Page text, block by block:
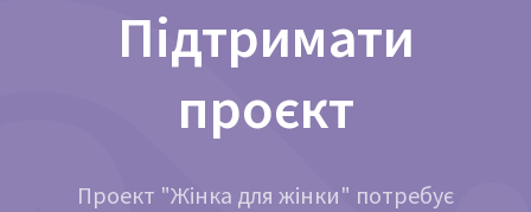
Підтримати
проєкт
Проект "Жінка для жінки" потребує